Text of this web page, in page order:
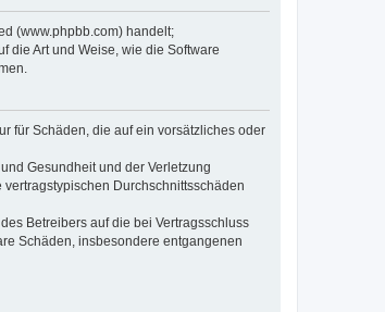
(www.phpbb.com) handelt;
die Art und Weise, wie die Software
für Schäden, die auf ein vorsätzliches oder
Gesundheit und der Verletzung
Durchschnittsschäden
Betreibers auf die bei Vertragsschluss
Schäden, insbesondere entgangenen